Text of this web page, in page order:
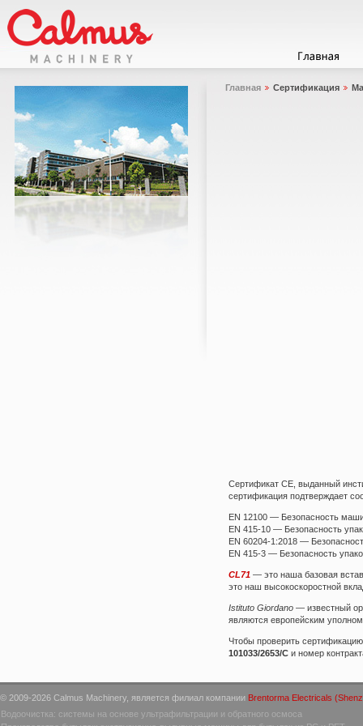
Главная Сертификация
Сертификат CE, выданный
сертификация подтверждает
EN 12100 — Безопасность
EN 415-10 — Безопасность
EN 60204-1:2018 —
EN 415-3 — Безопасность
CL71 — это наша базовая
это наш высокоскоростной
Istituto Giordano — известный
являются европейским
Чтобы проверить
101033/2653/C и номер
© 2009-2026 Calmus Machinery, является филиал компании Brentorma Electricals
Водоочистка: системы на основе ультрафильтрации и обратного осмоса